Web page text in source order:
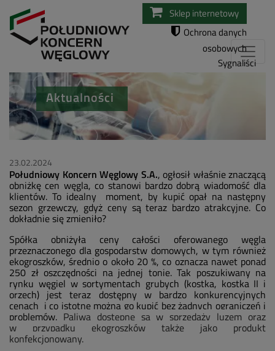
Przejdź
do
Sklep internetowy
Ochrona danych
osobowych
Sygnaliści
Aktualności
23.02.2024
Południowy Koncern Węglowy S.A., ogłosił właśnie znaczącą
obniżkę cen węgla, co stanowi bardzo dobrą wiadomość dla
klientów. To idealny moment, by kupić opał na następny
sezon grzewczy, gdyż ceny są teraz bardzo atrakcyjne. Co
dokładnie się zmieniło?
Spółka obniżyła ceny całości oferowanego węgla
przeznaczonego dla gospodarstw domowych, w tym również
ekogroszków, średnio o około 20 %, co oznacza nawet ponad
250 zł oszczędności na jednej tonie. Tak poszukiwany na
rynku węgiel w sortymentach grubych (kostka, kostka II i
orzech) jest teraz dostępny w bardzo konkurencyjnych
cenach i co istotne można go kupić bez żadnych ograniczeń i
problemów. Paliwa dostępne są w sprzedaży luzem oraz
w przypadku ekogroszków także jako produkt
konfekcjonowany.